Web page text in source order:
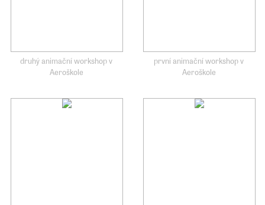
druhý animační workshop v
Aeroškole
první animační workshop v
Aeroškole